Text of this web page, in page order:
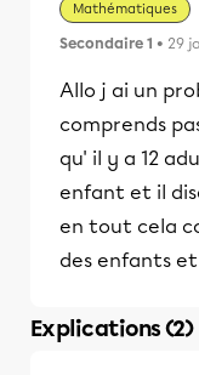
Mathématiques
Secondaire 1 • 29
Allo j ai un
comprends
qu' il y a 12
enfant et il
en tout cela
des enfants
Explications (2)